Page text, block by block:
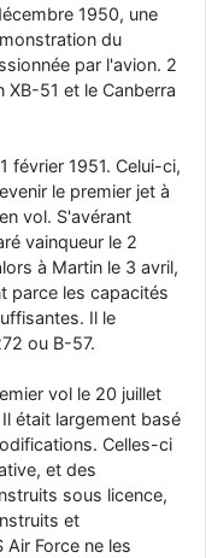
nous aimerions avoir
l'air de la haute -volta
les pieds, j’avoue
on… Merci à toi.
mais ça devrait aller
qui mettent le site
resté dans le filtre…
trop violent
1950, une
du
par l'avion. 2
51 et le Canberra
février 1951. Celui-ci,
le premier jet à
vol. S'avérant
vainqueur le 2
à Martin le 3 avril,
parce les capacités
Il le
ou B-57.
vol le 20 juillet
était largement basé
Celles-ci
et des
sous licence,
et
Force ne les